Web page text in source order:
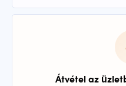
Átvétel az